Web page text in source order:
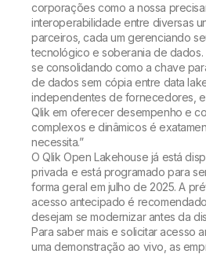
corporações como a nossa
interoperabilidade entre diversas
parceiros, cada um gerenciando
tecnológico e soberania de
se consolidando como a chave
de dados sem cópia entre data
independentes de fornecedores,
Qlik em oferecer desempenho e
complexos e dinâmicos é
necessita.”
O Qlik Open Lakehouse já está
privada e está programado para
forma geral em julho de 2025. A
acesso antecipado é
desejam se modernizar antes da
Para saber mais e solicitar acesso
uma demonstração ao vivo, as